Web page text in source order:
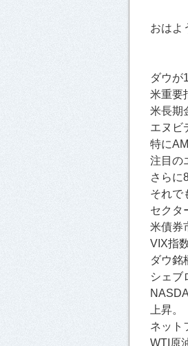
おはよ
ダウが
米重要
米長期
エヌビ
特に
注目の
さらに
それで
セクタ
米債券
VIX指
ダウ銘
シェブ
上昇。
ネット
WTI原